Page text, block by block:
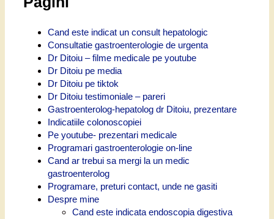
Cand este indicat un consult hepatologic
Consultatie gastroenterologie de urgenta
Dr Ditoiu – filme medicale pe youtube
Dr Ditoiu pe media
Dr Ditoiu pe tiktok
Dr Ditoiu testimoniale – pareri
Gastroenterolog-hepatolog dr Ditoiu, prezentare
Indicatiile colonoscopiei
Pe youtube- prezentari medicale
Programari gastroenterologie on-line
Cand ar trebui sa mergi la un medic
gastroenterolog
Programare, preturi contact, unde ne gasiti
Despre mine
Cand este indicata endoscopia digestiva